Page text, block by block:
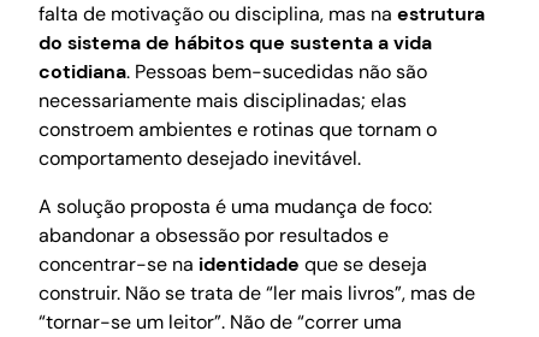
falta de motivação ou disciplina, mas na estrutura
do sistema de hábitos que sustenta a vida
cotidiana. Pessoas bem-sucedidas não são
necessariamente mais disciplinadas; elas
constroem ambientes e rotinas que tornam o
comportamento desejado inevitável.
A solução proposta é uma mudança de foco:
abandonar a obsessão por resultados e
concentrar-se na identidade que se deseja
construir. Não se trata de “ler mais livros”, mas de
“tornar-se um leitor”. Não de “correr uma